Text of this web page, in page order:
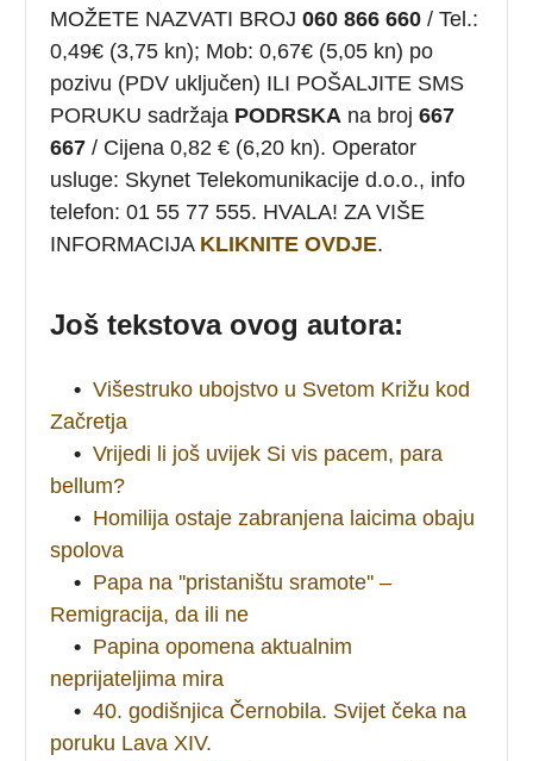
MOŽETE NAZVATI BROJ060 866 660 / Tel.:
0,49€ (3,75 kn); Mob: 0,67€ (5,05 kn) po
pozivu (PDV uključen) ILI POŠALJITE SMS
PORUKU sadržaja PODRSKA na broj667
667 / Cijena 0,82 € (6,20 kn). Operator
usluge: Skynet Telekomunikacije d.o.o., info
telefon: 01 55 77 555. HVALA! ZA VIŠE
INFORMACIJA KLIKNITE OVDJE.
Još tekstova ovog autora:
• Višestruko ubojstvo u Svetom Križu kod
Začretja
• Vrijedi li još uvijek Si vis pacem, para
bellum?
• Homilija ostaje zabranjena laicima obaju
spolova
• Papa na ''pristaništu sramote'' –
Remigracija, da ili ne
• Papina opomena aktualnim
neprijateljima mira
• 40. godišnjica Černobila. Svijet čeka na
poruku Lava XIV.